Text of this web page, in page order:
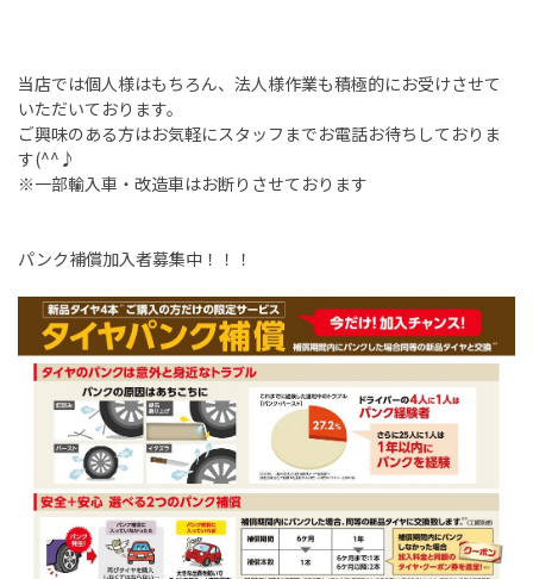
当店では個人様はもちろん、法人様作業も積極的にお受けさせて
いただいております。
ご興味のある方はお気軽にスタッフまでお電話お待ちしておりま
す(^^♪
※一部輸入車・改造車はお断りさせております
パンク補償加入者募集中！！！